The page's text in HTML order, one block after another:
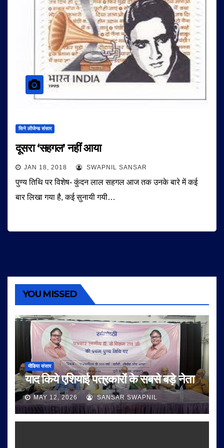
सिने लीजेन्ड संसार
दूसरा ‘सहगल’ नहीं आया
JAN 18, 2018 SWAPNIL SANSAR
पुण्य तिथि पर विशेष- कुंदन लाल सहगल आज तक उनके बारे में कई
बार लिखा गया है, कई सुनायी गयी…
YOU MISSED
मीडिया संसार
याद किये एशियाई पत्रकारों के सबसे बड़े नेता
MAY 12, 2026 SANSAR SWAPNIL